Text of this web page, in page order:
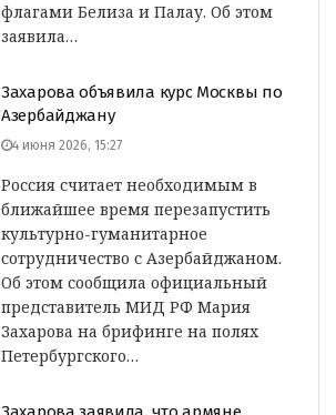
флагами Белиза и Палау. Об этом
заявила…
Захарова объявила курс Москвы по
Азербайджану
4 июня 2026, 15:27
Россия считает необходимым в
ближайшее время перезапустить
культурно-гуманитарное
сотрудничество с Азербайджаном.
Об этом сообщила официальный
представитель МИД РФ Мария
Захарова на брифинге на полях
Петербургского…